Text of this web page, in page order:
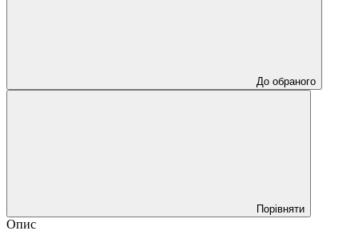
До обраного
Порівняти
Опис